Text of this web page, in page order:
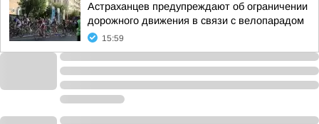
Астраханцев предупреждают об ограничении
дорожного движения в связи с велопарадом
15:59